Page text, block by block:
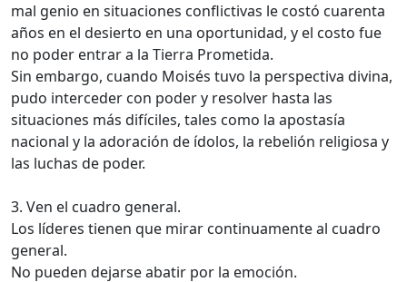
mal genio en situaciones conflictivas le costó cuarenta
años en el desierto en una oportunidad, y el costo fue
no poder entrar a la Tierra Prometida.
Sin embargo, cuando Moisés tuvo la perspectiva divina,
pudo interceder con poder y resolver hasta las
situaciones más difíciles, tales como la apostasía
nacional y la adoración de ídolos, la rebelión religiosa y
las luchas de poder.
3. Ven el cuadro general.
Los líderes tienen que mirar continuamente al cuadro
general.
No pueden dejarse abatir por la emoción.